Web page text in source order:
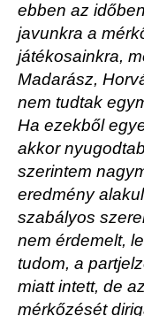
ebben az
javunkra a
játékosainkra,
Madarász,
nem tudtak
Ha ezekből
akkor
szerintem
eredmény
szabályos
nem érdemelt,
tudom, a
miatt intett, de
mérkőzését